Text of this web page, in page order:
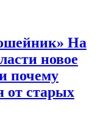
На
новое
почему
от старых